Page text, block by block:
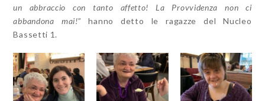
un abbraccio con tanto affetto! La Provvidenza non ci
abbandona mai!” hanno detto le ragazze del Nucleo
Bassetti 1.